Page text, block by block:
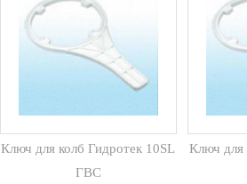
Ключ для колб Гидротек 10SL
ГВС
Ключ для